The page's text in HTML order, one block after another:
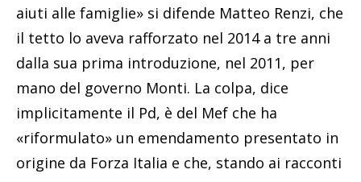
aiuti alle famiglie» si difende Matteo Renzi, che
il tetto lo aveva rafforzato nel 2014 a tre anni
dalla sua prima introduzione, nel 2011, per
mano del governo Monti. La colpa, dice
implicitamente il Pd, è del Mef che ha
«riformulato» un emendamento presentato in
origine da Forza Italia e che, stando ai racconti